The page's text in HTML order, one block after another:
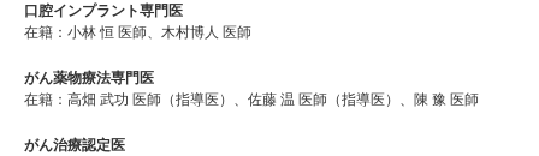
口腔インプラント専門医
在籍：小林 恒 医師、木村博人 医師
がん薬物療法専門医
在籍：高畑 武功 医師（指導医）、佐藤 温 医師（指導医）、陳 豫 医師
がん治療認定医